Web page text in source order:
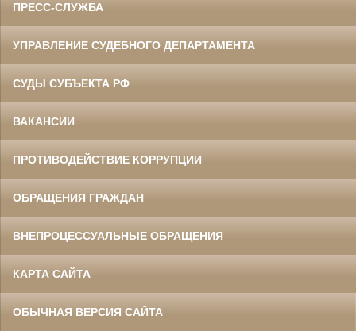
ПРЕСС-СЛУЖБА
УПРАВЛЕНИЕ СУДЕБНОГО ДЕПАРТАМЕНТА
СУДЫ СУБЪЕКТА РФ
ВАКАНСИИ
ПРОТИВОДЕЙСТВИЕ КОРРУПЦИИ
ОБРАЩЕНИЯ ГРАЖДАН
ВНЕПРОЦЕССУАЛЬНЫЕ ОБРАЩЕНИЯ
КАРТА САЙТА
ОБЫЧНАЯ ВЕРСИЯ САЙТА